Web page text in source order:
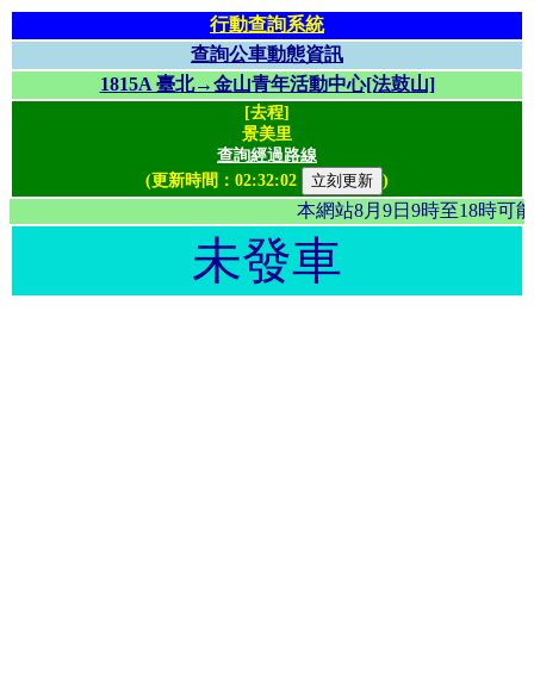
行動查詢系統
查詢公車動態資訊
1815A 臺北→金山青年活動中心[法鼓山]
[去程]
景美里
查詢經過路線
(更新時間： 02:32:02 )
本網站8月9日9時至18
未發車